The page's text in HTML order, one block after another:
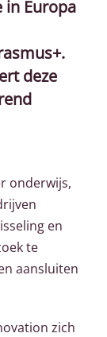
in Europa
deze
onderwijs,
en
te
aansluiten
zich